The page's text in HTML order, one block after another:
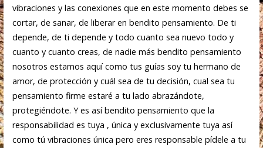
vibraciones y las conexiones que en este momento debes se
cortar, de sanar, de liberar en bendito pensamiento. De ti
depende, de ti depende y todo cuanto sea nuevo todo y
cuanto y cuanto creas, de nadie más bendito pensamiento
nosotros estamos aquí como tus guías soy tu hermano de
amor, de protección y cuál sea de tu decisión, cual sea tu
pensamiento firme estaré a tu lado abrazándote,
protegiéndote. Y es así bendito pensamiento que la
responsabilidad es tuya , única y exclusivamente tuya así
como tú vibraciones única pero eres responsable pídele a tu